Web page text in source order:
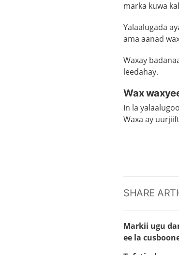
marka kuwa
Yalaalugada
ama aanad
Waxay
leedahay.
Wax
In la
Waxa ay
SHARE
Markii ugu
ee la